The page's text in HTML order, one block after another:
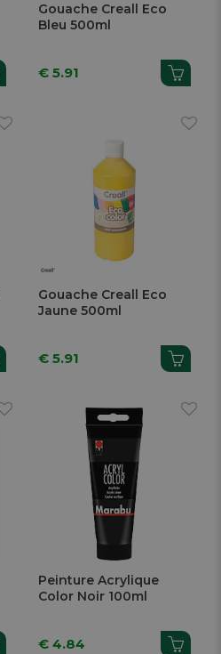
Gouache Creall Eco
Bleu 500ml
€ 5.91
Gouache Creall Eco
Jaune 500ml
€ 5.91
Peinture Acrylique
Color Noir 100ml
€ 4.84